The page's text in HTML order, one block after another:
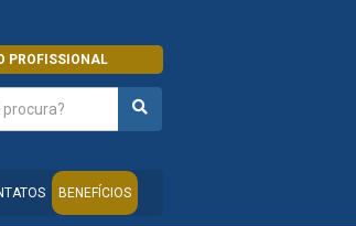
PROFISSIONAL
BENEFÍCIOS